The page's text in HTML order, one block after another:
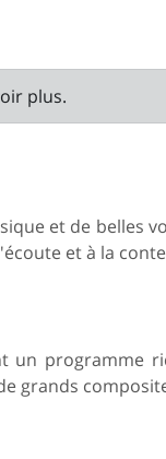
plus.
et de belles
et à la
un programme
grands